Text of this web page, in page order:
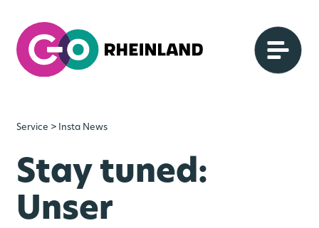
Service > Insta News
Stay tuned:
Unser